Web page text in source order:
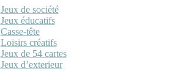
Jeux de société
Jeux éducatifs
Casse-tête
Loisirs créatifs
Jeux de 54 cartes
Jeux d’exterieur